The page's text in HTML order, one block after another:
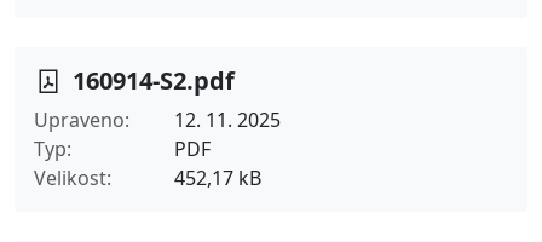
160914-S2.pdf
Upraveno
12. 11. 2025
Typ
PDF
Velikost
452,17 kB